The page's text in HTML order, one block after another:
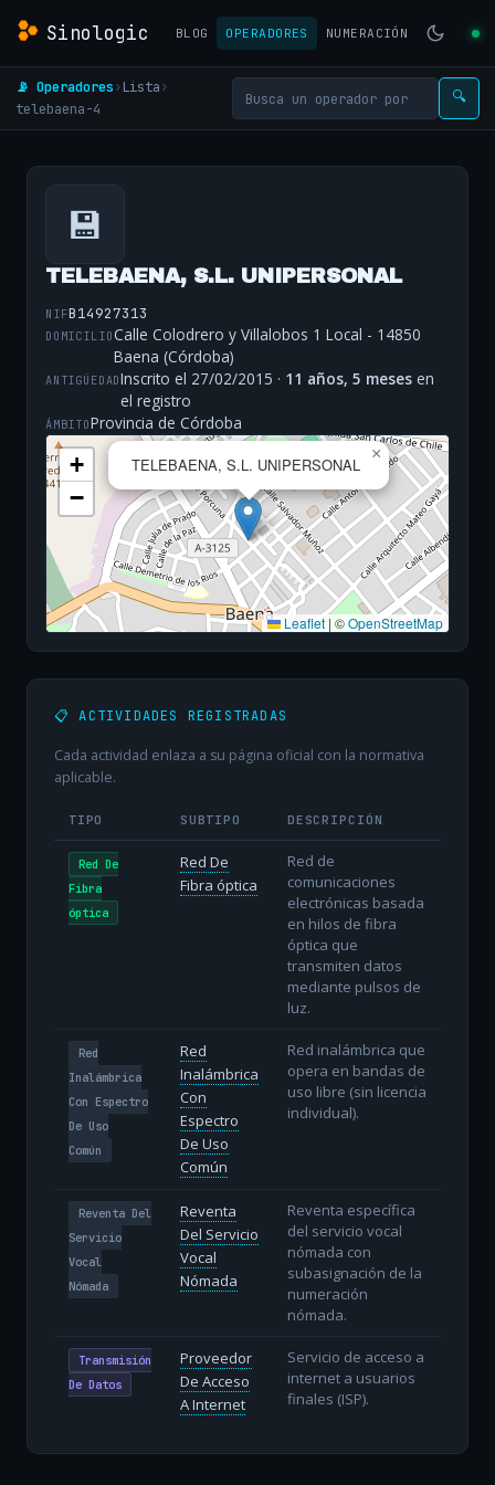
Sinologic BLOG OPERADORES NUMERACIÓN
📡 Operadores› Lista›
telebaena-4
🔍
💾
TELEBAENA, S.L. UNIPERSONAL
NIFB14927313
DOMICILIOCalle Colodrero y Villalobos 1 Local - 14850
Baena (Córdoba)
ANTIGÜEDADInscrito el 27/02/2015 · 11 años, 5 meses en
el registro
ÁMBITOProvincia de Córdoba
TELEBAENA, S.L. UNIPERSONAL
×
+
−
Leaflet | ©OpenStreetMap
📋 ACTIVIDADES REGISTRADAS
Cada actividad enlaza a su página oficial con la normativa
aplicable.
TIPO SUBTIPO DESCRIPCIÓN
Red De
Fibra
óptica
Red De
Fibra óptica
Red de
comunicaciones
electrónicas basada
en hilos de fibra
óptica que
transmiten datos
mediante pulsos de
luz.
Red
Inalámbrica
Con Espectro
De Uso
Común
Red
Inalámbrica
Con
Espectro
De Uso
Común
Red inalámbrica que
opera en bandas de
uso libre (sin licencia
individual).
Reventa Del
Servicio
Vocal
Nómada
Reventa
Del Servicio
Vocal
Nómada
Reventa específica
del servicio vocal
nómada con
subasignación de la
numeración
nómada.
Transmisión
De Datos
Proveedor
De Acceso
A Internet
Servicio de acceso a
internet a usuarios
finales (ISP).